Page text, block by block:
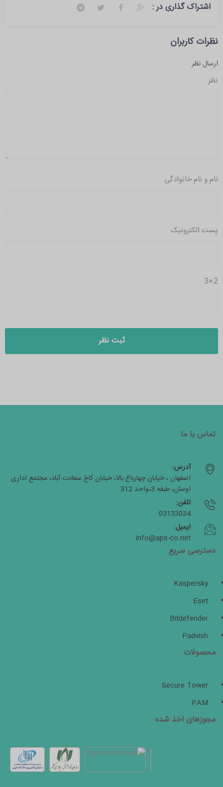
اشتراک گذاری در :
نظرات کاربران
ارسال نظر
نظر
نام و نام خانوادگی
پست الکترونیک
3+2
تماس با ما
آدرس:
اصفهان ، خیابان چهارباغ بالا، خیابان کاخ سعادت آباد، مجتمع اداری
اوسان، طبقه 3،واحد 312
تلفن:
03133034
ایمیل:
info@aps-co.net
دسترسی سریع
Kaspersky
Eset
Bitdefender
Padvish
محصولات
Secure Tower
PAM
مجوزهای اخذ شده